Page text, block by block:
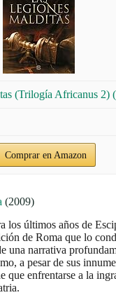
(Trilogía Africanus 2)
Comprar en Amazon
(2009)
los últimos años de
de Roma que lo
una narrativa
a pesar de sus
que enfrentarse a la